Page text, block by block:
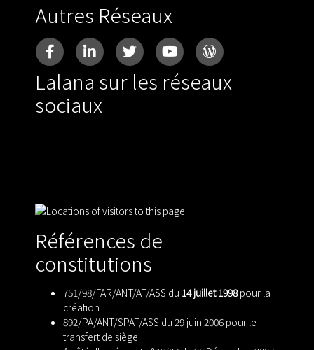
Autres Réseaux
Lalana sur les réseaux
sociaux
Références de
constitutions
751/98/FAR/ANT/AT/ASS du 14 juillet 1998pour la
création
892/PA/ANT/SPAT/ASS du 29 juin 2006 pour le
transfert de siège